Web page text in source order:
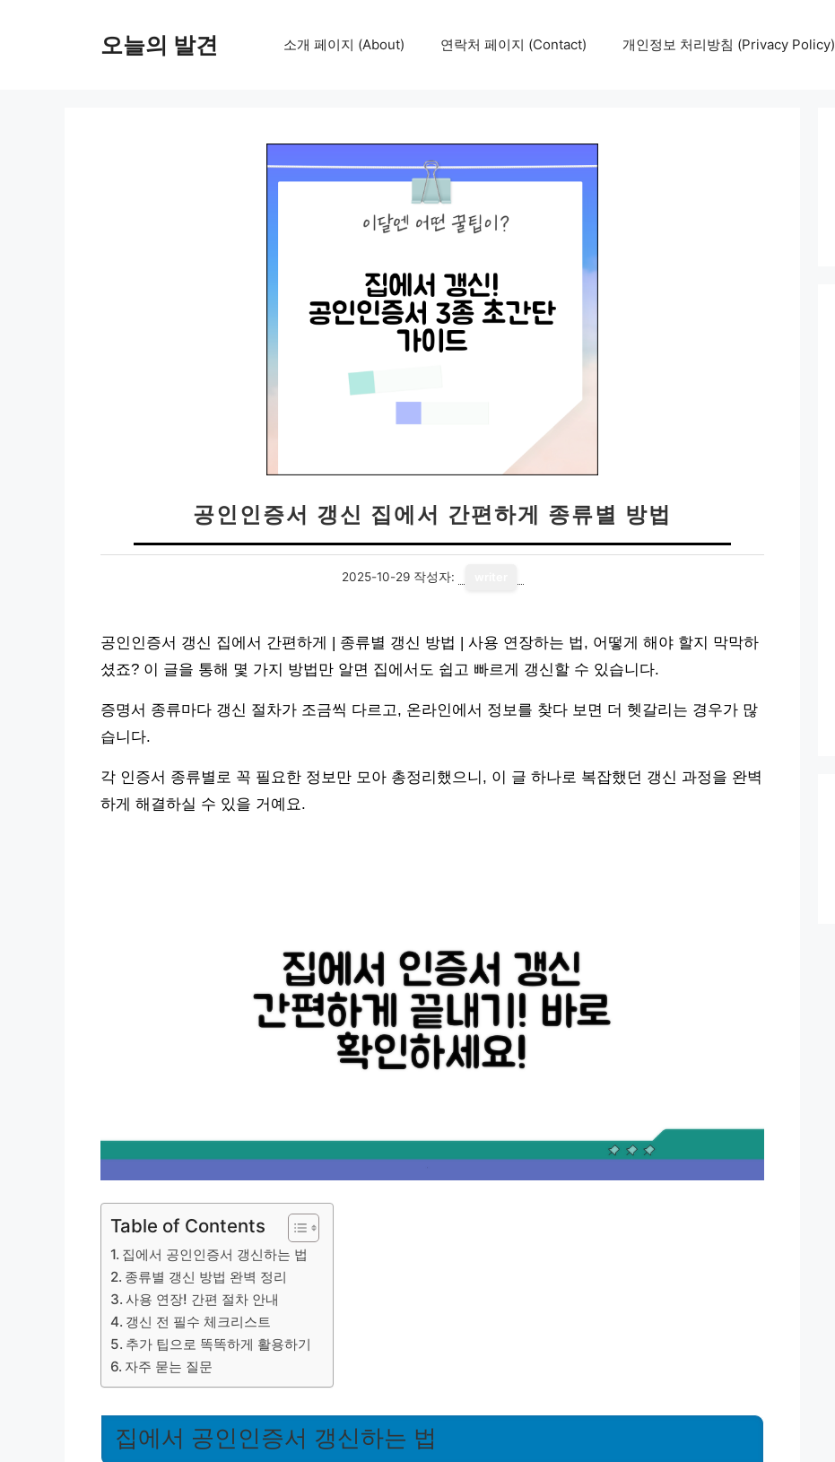
오늘의 발견 소개 페이지 (About) 연락처 페이지 (Contact) 개인정보 처리방침 (Privacy Policy)
공인인증서 갱신 집에서 간편하게 종류별 방법
2025-10-29 작성자:
공인인증서 갱신 집에서 간편하게 | 종류별 갱신 방법 | 사용 연장하는 법, 어떻게 해야 할지 막막하
셨죠? 이 글을 통해 몇 가지 방법만 알면 집에서도 쉽고 빠르게 갱신할 수 있습니다.
증명서 종류마다 갱신 절차가 조금씩 다르고, 온라인에서 정보를 찾다 보면 더 헷갈리는 경우가 많
습니다.
각 인증서 종류별로 꼭 필요한 정보만 모아 총정리했으니, 이 글 하나로 복잡했던 갱신 과정을 완벽
하게 해결하실 수 있을 거예요.
Table of Contents
집에서 공인인증서 갱신하는 법
종류별 갱신 방법 완벽 정리
사용 연장! 간편 절차 안내
갱신 전 필수 체크리스트
추가 팁으로 똑똑하게 활용하기
자주 묻는 질문
집에서 공인인증서 갱신하는 법